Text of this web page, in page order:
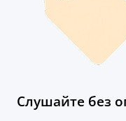
Слушайте без